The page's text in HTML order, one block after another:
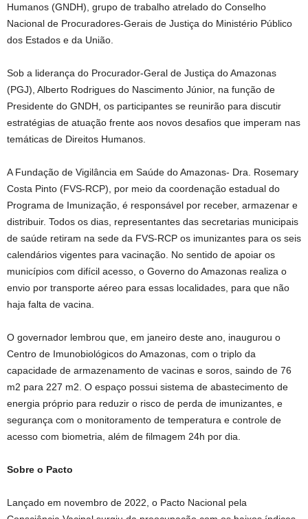
Humanos (GNDH), grupo de trabalho atrelado do Conselho
Nacional de Procuradores-Gerais de Justiça do Ministério Público
dos Estados e da União.
Sob a liderança do Procurador-Geral de Justiça do Amazonas
(PGJ), Alberto Rodrigues do Nascimento Júnior, na função de
Presidente do GNDH, os participantes se reunirão para discutir
estratégias de atuação frente aos novos desafios que imperam nas
temáticas de Direitos Humanos.
A Fundação de Vigilância em Saúde do Amazonas- Dra. Rosemary
Costa Pinto (FVS-RCP), por meio da coordenação estadual do
Programa de Imunização, é responsável por receber, armazenar e
distribuir. Todos os dias, representantes das secretarias municipais
de saúde retiram na sede da FVS-RCP os imunizantes para os seis
calendários vigentes para vacinação. No sentido de apoiar os
municípios com difícil acesso, o Governo do Amazonas realiza o
envio por transporte aéreo para essas localidades, para que não
haja falta de vacina.
O governador lembrou que, em janeiro deste ano, inaugurou o
Centro de Imunobiológicos do Amazonas, com o triplo da
capacidade de armazenamento de vacinas e soros, saindo de 76
m2 para 227 m2. O espaço possui sistema de abastecimento de
energia próprio para reduzir o risco de perda de imunizantes, e
segurança com o monitoramento de temperatura e controle de
acesso com biometria, além de filmagem 24h por dia.
Sobre o Pacto
Lançado em novembro de 2022, o Pacto Nacional pela